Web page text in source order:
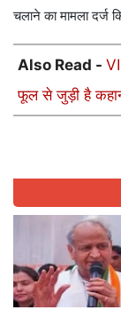
चलाने का मामला दर्ज
Also Read -
फूल से जुड़ी है